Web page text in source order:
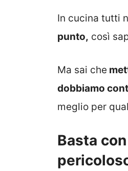
In cucina tutti
punto, così
Ma sai che
dobbiamo
meglio per
Basta